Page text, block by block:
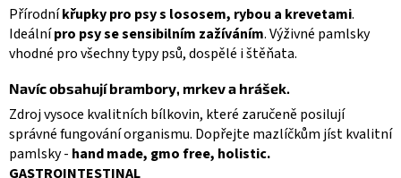
Přírodníkřupky pro psy s lososem, rybou a krevetami.
Ideálnípro psy se sensibilním zažíváním. Výživné pamlsky
vhodné pro všechny typy psů, dospělé i štěňata.
Navíc obsahují brambory, mrkev a hrášek.
Zdroj vysoce kvalitních bílkovin, které zaručeně posilují
správné fungování organismu. Dopřejte mazlíčkům jíst kvalitní
pamlsky - hand made, gmo free, holistic.
GASTROINTESTINAL